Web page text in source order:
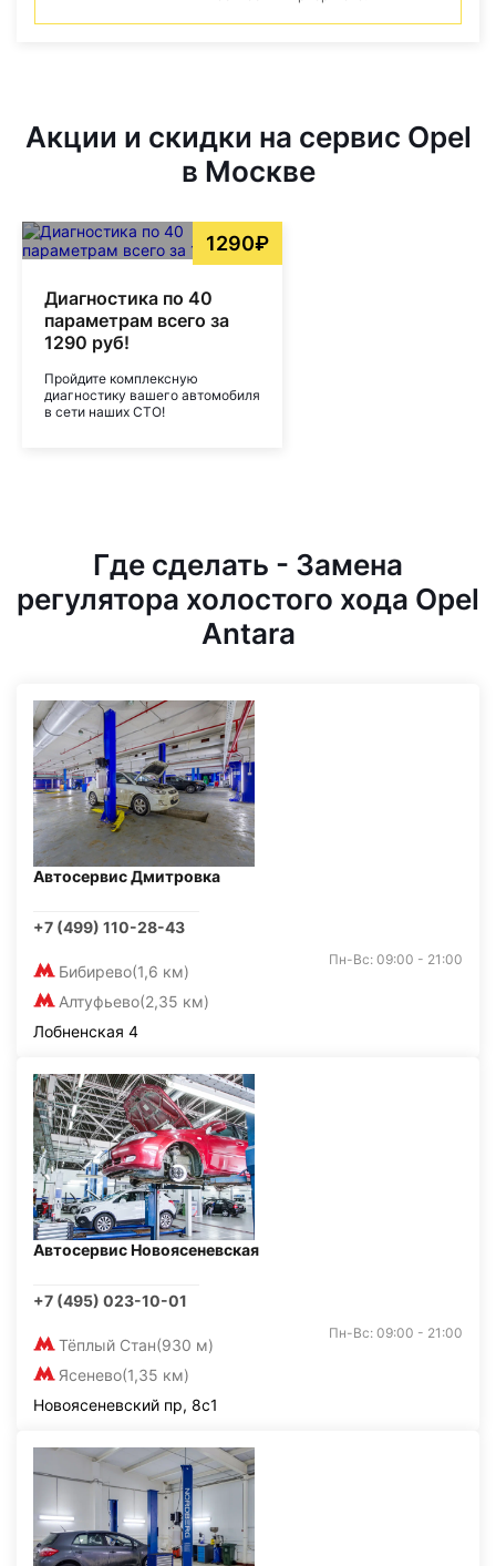
Акции и скидки на сервис Opel
в Москве
1290₽
Диагностика по 40
параметрам всего за
1290 руб!
Пройдите комплексную
диагностику вашего автомобиля
в сети наших СТО!
Где сделать - Замена
регулятора холостого хода Opel
Antara
Автосервис Дмитровка
+7 (499) 110-28-43
Бибирево(1,6 км)
Алтуфьево(2,35 км)
Пн-Вс: 09:00 - 21:00
Лобненская 4
Автосервис Новоясеневская
+7 (495) 023-10-01
Тёплый Стан(930 м)
Ясенево(1,35 км)
Пн-Вс: 09:00 - 21:00
Новоясеневский пр, 8с1